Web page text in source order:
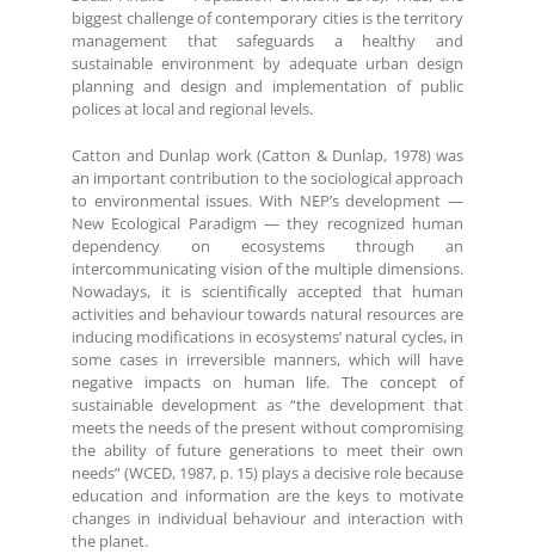
biggest challenge of contemporary cities is the territory
management that safeguards a healthy and
sustainable environment by adequate urban design
planning and design and implementation of public
polices at local and regional levels.
Catton and Dunlap work (Catton & Dunlap, 1978) was
an important contribution to the sociological approach
to environmental issues. With NEP’s development —
New Ecological Paradigm — they recognized human
dependency on ecosystems through an
intercommunicating vision of the multiple dimensions.
Nowadays, it is scientifically accepted that human
activities and behaviour towards natural resources are
inducing modifications in ecosystems’ natural cycles, in
some cases in irreversible manners, which will have
negative impacts on human life. The concept of
sustainable development as “the development that
meets the needs of the present without compromising
the ability of future generations to meet their own
needs” (WCED, 1987, p. 15) plays a decisive role because
education and information are the keys to motivate
changes in individual behaviour and interaction with
the planet.